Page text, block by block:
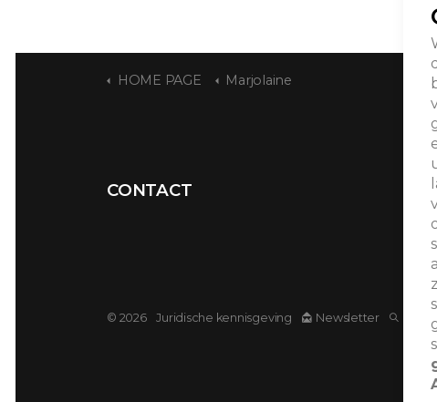
HOME PAGE Marjolaine
CONTACT
© 2026 Juridische kennisgeving Newsletter